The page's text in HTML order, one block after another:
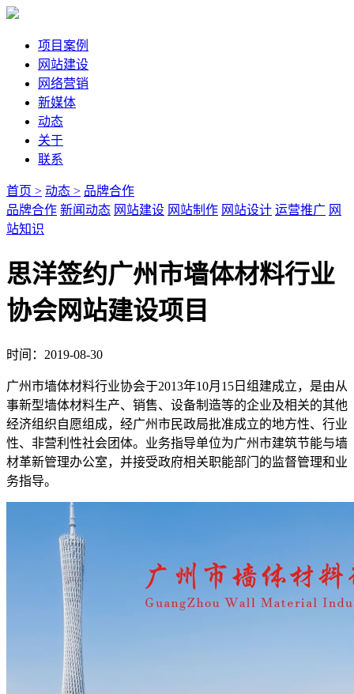
项目案例
网站建设
网络营销
新媒体
动态
关于
联系
首页 > 动态 > 品牌合作
品牌合作 新闻动态 网站建设 网站制作 网站设计 运营推广 网
站知识
思洋签约广州市墙体材料行业
协会网站建设项目
时间：2019-08-30
广州市墙体材料行业协会于2013年10月15日组建成立，是由从
事新型墙体材料生产、销售、设备制造等的企业及相关的其他
经济组织自愿组成，经广州市民政局批准成立的地方性、行业
性、非营利性社会团体。业务指导单位为广州市建筑节能与墙
材革新管理办公室，并接受政府相关职能部门的监督管理和业
务指导。